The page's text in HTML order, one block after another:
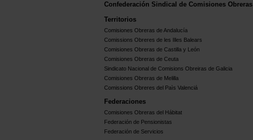
Confederación Sindical de Comisiones Obreras
Territorios
Comisiones Obreras de Andalucía
Comissions Obreres de les Illes Balears
Comisiones Obreras de Castilla y León
Comisiones Obreras de Ceuta
Sindicato Nacional de Comisions Obreiras de Galicia
Comisiones Obreras de Melilla
Comissions Obreres del Paìs Valenciá
Federaciones
Comisiones Obreras del Hábitat
Federación de Pensionistas
Federación de Servicios